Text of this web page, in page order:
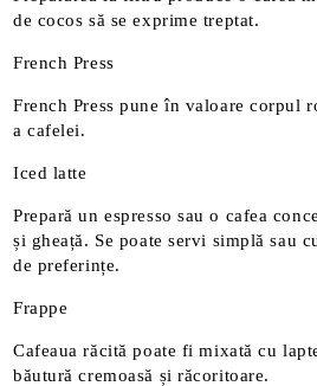
de cocos să se exprime treptat.
French Press
French Press pune în valoare corpul
a cafelei.
Iced latte
Prepară un espresso sau o cafea
și gheață. Se poate servi simplă sau
de preferințe.
Frappe
Cafeaua răcită poate fi mixată cu
băutură cremoasă și răcoritoare.